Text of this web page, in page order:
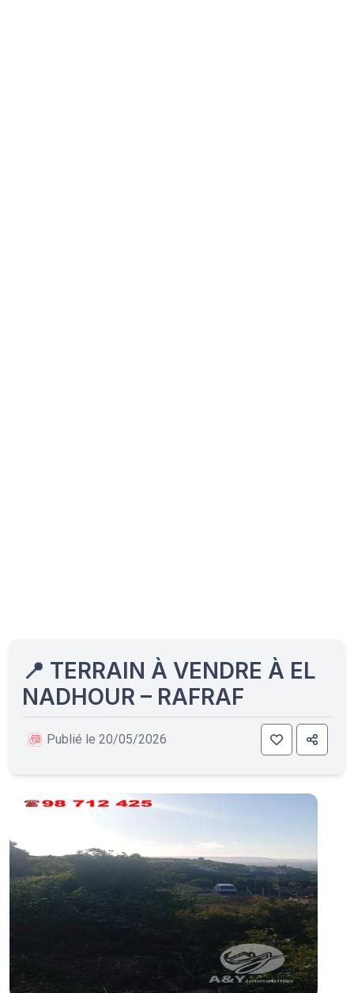
📍 TERRAIN À VENDRE À EL
NADHOUR – RAFRAF
Publié le 20/05/2026